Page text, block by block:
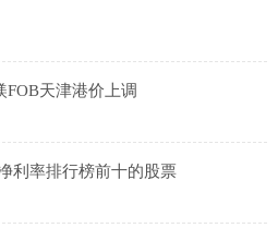
FOB天津港价上调
利率排行榜前十的股票